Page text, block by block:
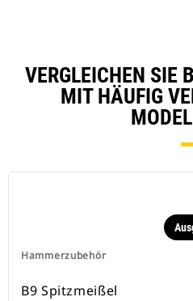
VERGLEICHEN SIE
IT HÄUFIG
Hammerzubehör
B9 Spitzmeißel